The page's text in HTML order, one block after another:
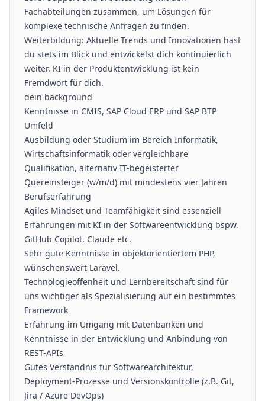
Fachabteilungen zusammen, um Lösungen für
komplexe technische Anfragen zu finden.
Weiterbildung: Aktuelle Trends und Innovationen hast
du stets im Blick und entwickelst dich kontinuierlich
weiter. KI in der Produktentwicklung ist kein
Fremdwort für dich.
dein background
Kenntnisse in CMIS, SAP Cloud ERP und SAP BTP
Umfeld
Ausbildung oder Studium im Bereich Informatik,
Wirtschaftsinformatik oder vergleichbare
Qualifikation, alternativ IT-begeisterter
Quereinsteiger (w/m/d) mit mindestens vier Jahren
Berufserfahrung
Agiles Mindset und Teamfähigkeit sind essenziell
Erfahrungen mit KI in der Softwareentwicklung bspw.
GitHub Copilot, Claude etc.
Sehr gute Kenntnisse in objektorientiertem PHP,
wünschenswert Laravel.
Technologieoffenheit und Lernbereitschaft sind für
uns wichtiger als Spezialisierung auf ein bestimmtes
Framework
Erfahrung im Umgang mit Datenbanken und
Kenntnisse in der Entwicklung und Anbindung von
REST-APIs
Gutes Verständnis für Softwarearchitektur,
Deployment-Prozesse und Versionskontrolle (z.B. Git,
Jira / Azure DevOps)